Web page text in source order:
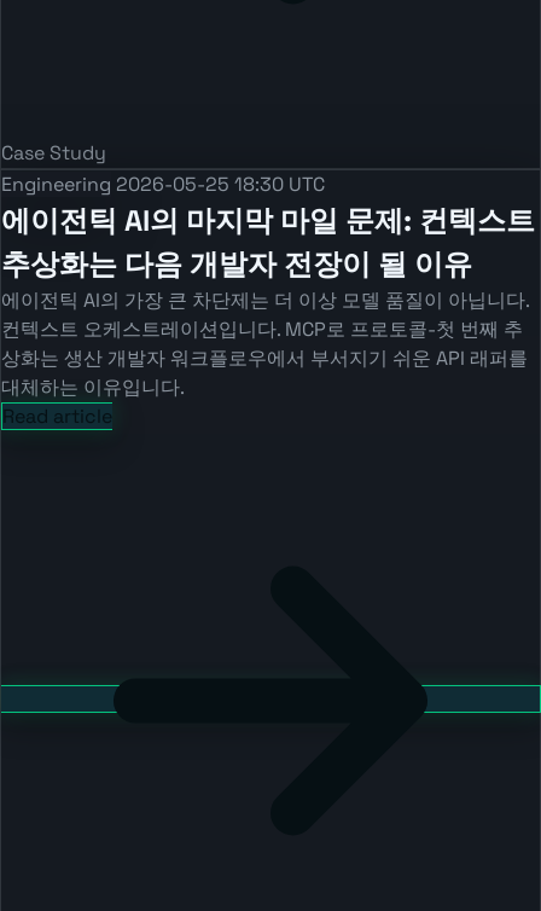
Case Study
Engineering 2026-05-25 18:30 UTC
에이전틱 AI의 마지막 마일 문제: 컨텍스트
추상화는 다음 개발자 전장이 될 이유
에이전틱 AI의 가장 큰 차단제는 더 이상 모델 품질이 아닙니다.
컨텍스트 오케스트레이션입니다. MCP로 프로토콜-첫 번째 추
상화는 생산 개발자 워크플로우에서 부서지기 쉬운 API 래퍼를
대체하는 이유입니다.
Read article